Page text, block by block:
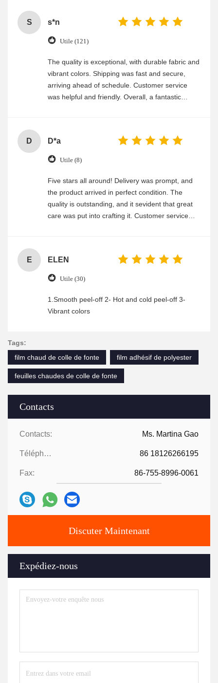
Contacts
Contacts: Ms. Martina Gao
Téléphone: 86 18126266195
Fax: 86-755-8996-0061
Discuter Maintenant
Expédiez-nous
S s*n
Utile (121)
The quality is exceptional, with durable fabric and
vibrant colors. Shipping was fast and secure,
arriving ahead of schedule. Customer service
was helpful and friendly. Overall, a fantastic
D D*a
Utile (8)
Five stars all around! Delivery was prompt, and
the product arrived in perfect condition. The
quality is outstanding, and it sevident that great
care was put into crafting it. Customer service
E ELEN
Utile (30)
1.Smooth peel-off 2- Hot and cold peel-off 3-
Vibrant colors
Tags:
film chaud de colle de fonte
film adhésif de polyester
feuilles chaudes de colle de fonte